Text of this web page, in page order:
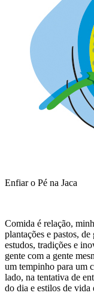
Enfiar o Pé na Jaca
Comida é relação,
plantações e pastos,
estudos, tradições e
gente com a gente
um tempinho para um
lado, na tentativa de
do dia e estilos de vida